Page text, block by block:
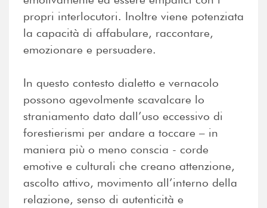
propri interlocutori. Inoltre viene potenziata
la capacità di affabulare, raccontare,
emozionare e persuadere.
In questo contesto dialetto e vernacolo
possono agevolmente scavalcare lo
straniamento dato dall’uso eccessivo di
forestierismi per andare a toccare – in
maniera più o meno conscia - corde
emotive e culturali che creano attenzione,
ascolto attivo, movimento all’interno della
relazione, senso di autenticità e